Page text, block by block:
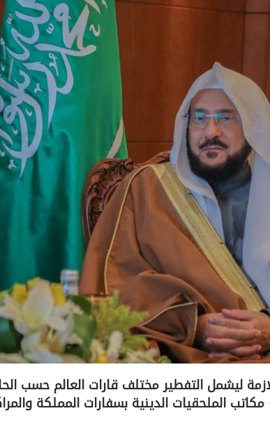
ليشمل التفطير مختلف قارات العالم حسب
الملحقيات الدينية بسفارات المملكة